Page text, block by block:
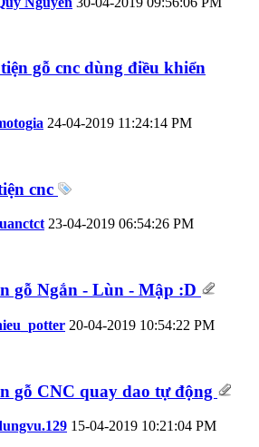
gỗ cnc dùng điều khiển
24-04-2019 11:24:14 PM
cnc
23-04-2019 06:54:26 PM
gỗ Ngắn - Lùn - Mập :D
20-04-2019 10:54:22 PM
gỗ CNC quay dao tự động
15-04-2019 10:21:04 PM